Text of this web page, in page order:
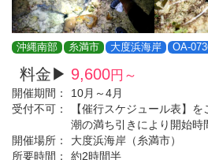
沖縄南部 糸満市 大度浜海岸 OA-
料金▶ 9,600円～
開催期間：
10月～4月
受付不可：
【催行スケジュール表】を
潮の満ち引きにより開始時
開催場所：
大度浜海岸（糸満市）
所要時間：
約2時間半